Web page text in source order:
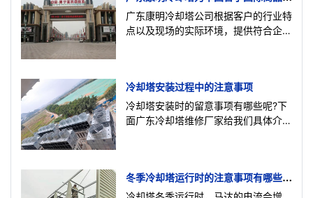
提供冷却塔解决方案
广东康明冷却塔公司根据客户的行业特
点以及现场的实际环境，提供符合企业
冷却塔安装过程中的注意事项
冷却塔安装时的留意事项有哪些呢?下
面广东冷却塔维修厂家给我们具体介绍
冬季冷却塔运行时的注意事项有哪些？
冷却塔冬天注意事项